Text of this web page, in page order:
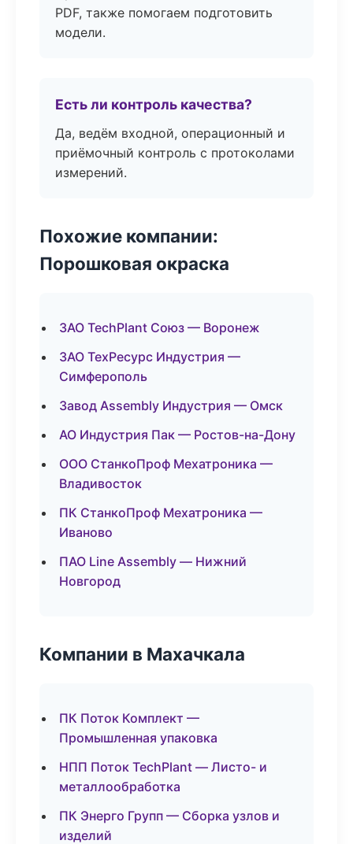
PDF, также помогаем подготовить
модели.
Есть ли контроль качества?
Да, ведём входной, операционный и
приёмочный контроль с протоколами
измерений.
Похожие компании:
Порошковая окраска
ЗАО TechPlant Союз — Воронеж
ЗАО ТехРесурс Индустрия —
Симферополь
Завод Assembly Индустрия — Омск
АО Индустрия Пак — Ростов-на-Дону
ООО СтанкоПроф Мехатроника —
Владивосток
ПК СтанкоПроф Мехатроника —
Иваново
ПАО Line Assembly — Нижний
Новгород
Компании в Махачкала
ПК Поток Комплект —
Промышленная упаковка
НПП Поток TechPlant — Листо- и
металлообработка
ПК Энерго Групп — Сборка узлов и
изделий